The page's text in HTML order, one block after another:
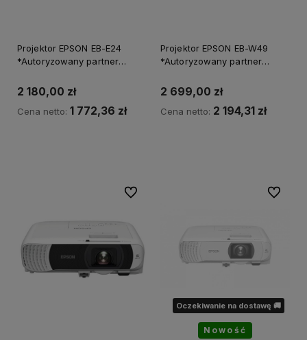
Projektor EPSON EB-E24
*Autoryzowany partner
2 180,00 zł
Cena netto: 1 772,36 zł
Projektor EPSON EB-W49
*Autoryzowany partner
2 699,00 zł
Cena netto: 2 194,31 zł
Do ulubionych
Oczekiwanie na dostawę 🚚
Nowość
Do